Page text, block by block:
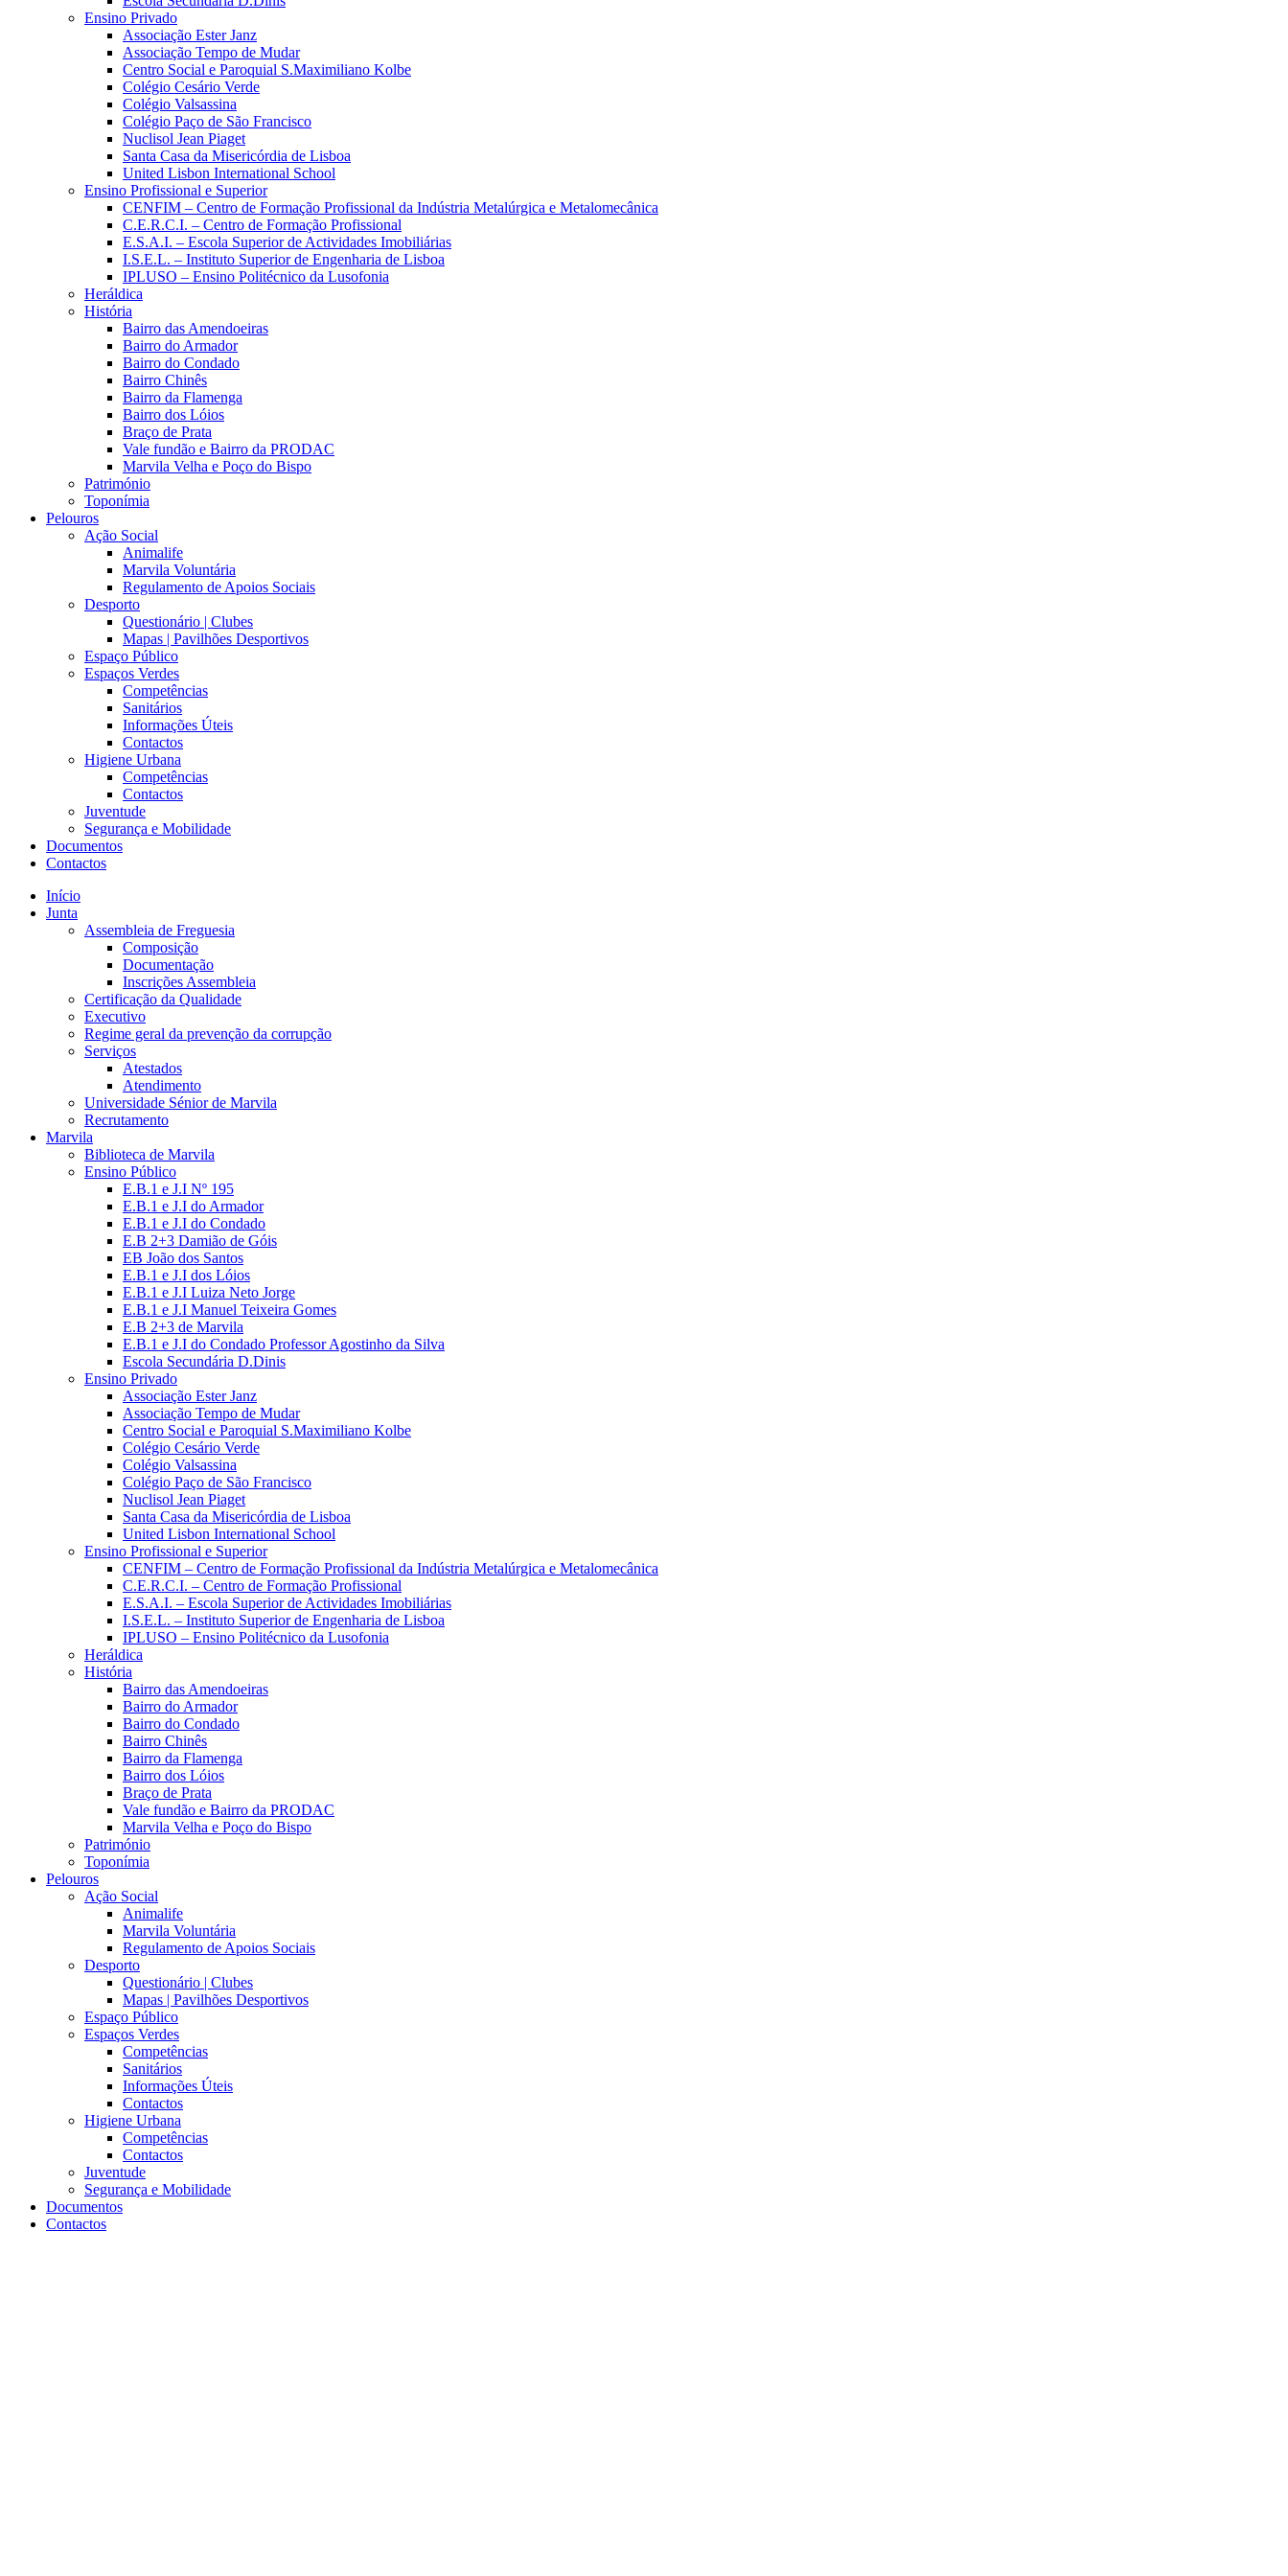
Ensino Privado
Associação Ester Janz
Associação Tempo de Mudar
Centro Social e Paroquial S.Maximiliano Kolbe
Colégio Cesário Verde
Colégio Valsassina
Colégio Paço de São Francisco
Nuclisol Jean Piaget
Santa Casa da Misericórdia de Lisboa
United Lisbon International School
Ensino Profissional e Superior
CENFIM – Centro de Formação Profissional da Indústria Metalúrgica e Metalomecânica
C.E.R.C.I. – Centro de Formação Profissional
E.S.A.I. – Escola Superior de Actividades Imobiliárias
I.S.E.L. – Instituto Superior de Engenharia de Lisboa
IPLUSO – Ensino Politécnico da Lusofonia
Heráldica
História
Bairro das Amendoeiras
Bairro do Armador
Bairro do Condado
Bairro Chinês
Bairro da Flamenga
Bairro dos Lóios
Braço de Prata
Vale fundão e Bairro da PRODAC
Marvila Velha e Poço do Bispo
Património
Toponímia
Pelouros
Ação Social
Animalife
Marvila Voluntária
Regulamento de Apoios Sociais
Desporto
Questionário | Clubes
Mapas | Pavilhões Desportivos
Espaço Público
Espaços Verdes
Competências
Sanitários
Informações Úteis
Contactos
Higiene Urbana
Competências
Contactos
Juventude
Segurança e Mobilidade
Documentos
Contactos
Início
Junta
Assembleia de Freguesia
Composição
Documentação
Inscrições Assembleia
Certificação da Qualidade
Executivo
Regime geral da prevenção da corrupção
Serviços
Atestados
Atendimento
Universidade Sénior de Marvila
Recrutamento
Marvila
Biblioteca de Marvila
Ensino Público
E.B.1 e J.I Nº 195
E.B.1 e J.I do Armador
E.B.1 e J.I do Condado
E.B 2+3 Damião de Góis
EB João dos Santos
E.B.1 e J.I dos Lóios
E.B.1 e J.I Luiza Neto Jorge
E.B.1 e J.I Manuel Teixeira Gomes
E.B 2+3 de Marvila
E.B.1 e J.I do Condado Professor Agostinho da Silva
Escola Secundária D.Dinis
Ensino Privado
Associação Ester Janz
Associação Tempo de Mudar
Centro Social e Paroquial S.Maximiliano Kolbe
Colégio Cesário Verde
Colégio Valsassina
Colégio Paço de São Francisco
Nuclisol Jean Piaget
Santa Casa da Misericórdia de Lisboa
United Lisbon International School
Ensino Profissional e Superior
CENFIM – Centro de Formação Profissional da Indústria Metalúrgica e Metalomecânica
C.E.R.C.I. – Centro de Formação Profissional
E.S.A.I. – Escola Superior de Actividades Imobiliárias
I.S.E.L. – Instituto Superior de Engenharia de Lisboa
IPLUSO – Ensino Politécnico da Lusofonia
Heráldica
História
Bairro das Amendoeiras
Bairro do Armador
Bairro do Condado
Bairro Chinês
Bairro da Flamenga
Bairro dos Lóios
Braço de Prata
Vale fundão e Bairro da PRODAC
Marvila Velha e Poço do Bispo
Património
Toponímia
Pelouros
Ação Social
Animalife
Marvila Voluntária
Regulamento de Apoios Sociais
Desporto
Questionário | Clubes
Mapas | Pavilhões Desportivos
Espaço Público
Espaços Verdes
Competências
Sanitários
Informações Úteis
Contactos
Higiene Urbana
Competências
Contactos
Juventude
Segurança e Mobilidade
Documentos
Contactos